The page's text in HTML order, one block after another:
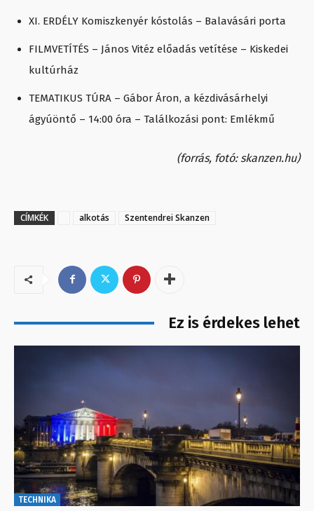
XI. ERDÉLY Komiszkenyér kóstolás – Balavásári porta
FILMVETÍTÉS – János Vitéz előadás vetítése – Kiskedei
kultúrház
TEMATIKUS TÚRA – Gábor Áron, a kézdivásárhelyi
ágyúöntő – 14:00 óra – Találkozási pont: Emlékmű
(forrás, fotó: skanzen.hu)
CÍMKÉK alkotás Szentendrei Skanzen
Ez is érdekes lehet
TECHNIKA